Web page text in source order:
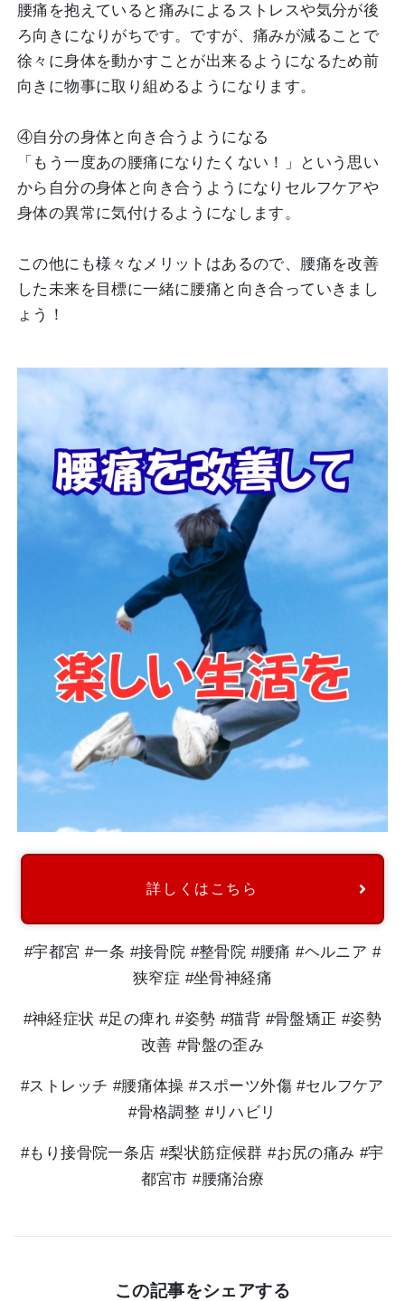
腰痛を抱えていると痛みによるストレスや気分が後
ろ向きになりがちです。ですが、痛みが減ることで
徐々に身体を動かすことが出来るようになるため前
向きに物事に取り組めるようになります。
④自分の身体と向き合うようになる
「もう一度あの腰痛になりたくない！」という思い
から自分の身体と向き合うようになりセルフケアや
身体の異常に気付けるようになします。
この他にも様々なメリットはあるので、腰痛を改善
した未来を目標に一緒に腰痛と向き合っていきまし
ょう！
詳しくはこちら
#宇都宮 #一条 #接骨院 #整骨院 #腰痛 #ヘルニア #
狭窄症 #坐骨神経痛
#神経症状 #足の痺れ #姿勢 #猫背 #骨盤矯正 #姿勢
改善 #骨盤の歪み
#ストレッチ #腰痛体操 #スポーツ外傷 #セルフケア
#骨格調整 #リハビリ
#もり接骨院一条店 #梨状筋症候群 #お尻の痛み #宇
都宮市 #腰痛治療
この記事をシェアする